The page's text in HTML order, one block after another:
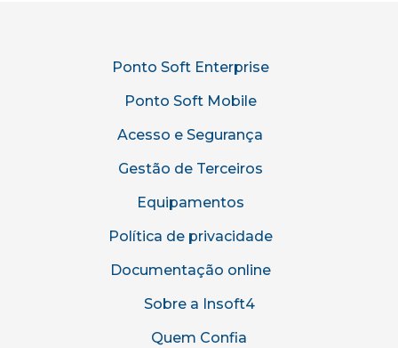
Ponto Soft Enterprise
Ponto Soft Mobile
Acesso e Segurança
Gestão de Terceiros
Equipamentos
Política de privacidade
Documentação online
Sobre a Insoft4
Quem Confia